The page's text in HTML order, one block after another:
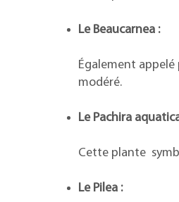
Le Beaucarnea :
Également
modéré.
Le Pachira
Cette plante
Le Pilea :